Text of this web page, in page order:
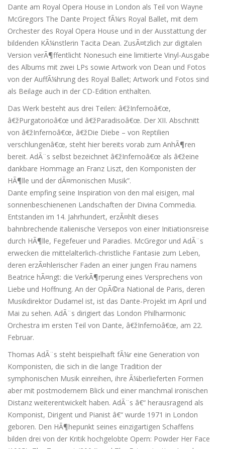
Dante am Royal Opera House in London als Teil von Wayne
McGregors The Dante Project fÃ¼rs Royal Ballet, mit dem
Orchester des Royal Opera House und in der Ausstattung der
bildenden KÃ¼nstlerin Tacita Dean. ZusÃ¤tzlich zur digitalen
Version verÃ¶ffentlicht Nonesuch eine limitierte Vinyl-Ausgabe
des Albums mit zwei LPs sowie Artwork von Dean und Fotos
von der AuffÃ¼hrung des Royal Ballet; Artwork und Fotos sind
als Beilage auch in der CD-Edition enthalten.
Das Werk besteht aus drei Teilen: â€žInfernoâ€œ,
â€žPurgatorioâ€œ und â€žParadisoâ€œ. Der XII. Abschnitt
von â€žInfernoâ€œ, â€žDie Diebe – von Reptilien
verschlungenâ€œ, steht hier bereits vorab zum AnhÃ¶ren
bereit. AdÃ¨s selbst bezeichnet â€žInfernoâ€œ als â€žeine
dankbare Hommage an Franz Liszt, den Komponisten der
HÃ¶lle und der dÃ¤monischen Musik”.
Dante empfing seine Inspiration von den mal eisigen, mal
sonnenbeschienenen Landschaften der Divina Commedia.
Entstanden im 14. Jahrhundert, erzÃ¤hlt dieses
bahnbrechende italienische Versepos von einer Initiationsreise
durch HÃ¶lle, Fegefeuer und Paradies. McGregor und AdÃ¨s
erwecken die mittelalterlich-christliche Fantasie zum Leben,
deren erzÃ¤hlerischer Faden an einer jungen Frau namens
Beatrice hÃ¤ngt: die VerkÃ¶rperung eines Versprechens von
Liebe und Hoffnung. An der OpÃ©ra National de Paris, deren
Musikdirektor Dudamel ist, ist das Dante-Projekt im April und
Mai zu sehen. AdÃ¨s dirigiert das London Philharmonic
Orchestra im ersten Teil von Dante, â€žInfernoâ€œ, am 22.
Februar.
Thomas AdÃ¨s steht beispielhaft fÃ¼r eine Generation von
Komponisten, die sich in die lange Tradition der
symphonischen Musik einreihen, ihre Ã¼berlieferten Formen
aber mit postmodernem Blick und einer manchmal ironischen
Distanz weiterentwickelt haben. AdÃ¨s â€“ herausragend als
Komponist, Dirigent und Pianist â€“ wurde 1971 in London
geboren. Den HÃ¶hepunkt seines einzigartigen Schaffens
bilden drei von der Kritik hochgelobte Opern: Powder Her Face